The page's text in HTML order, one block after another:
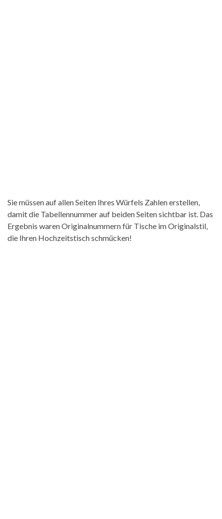
Sie müssen auf allen Seiten Ihres Würfels Zahlen erstellen,
damit die Tabellennummer auf beiden Seiten sichtbar ist. Das
Ergebnis waren Originalnummern für Tische im Originalstil,
die Ihren Hochzeitstisch schmücken!